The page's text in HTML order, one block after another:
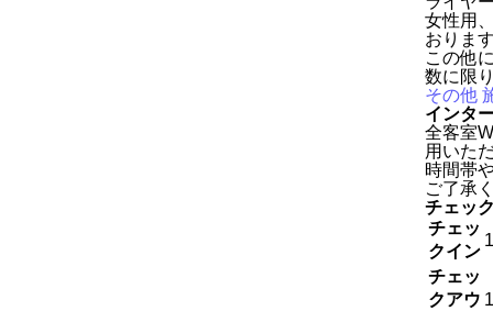
女性用
おりま
この他
数に限
その他
インタ
全客室
用いた
時間帯
ご了承
チェッ
チェッ
クイン
チェッ
クアウ